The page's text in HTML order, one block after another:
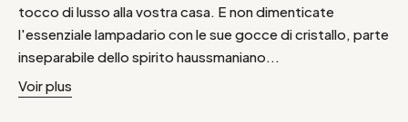
tocco di lusso alla vostra casa. E non dimenticate
l'essenziale lampadario con le sue gocce di cristallo, parte
inseparabile dello spirito haussmaniano...
Voir plus